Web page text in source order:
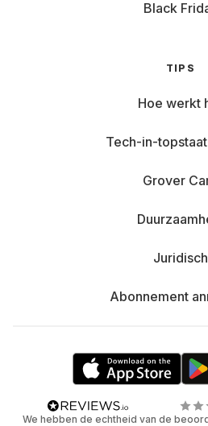
Black
TIPS
Hoe werkt
Tech-in-
Grover
Juridisch
Abonnement
We hebben de echtheid van de